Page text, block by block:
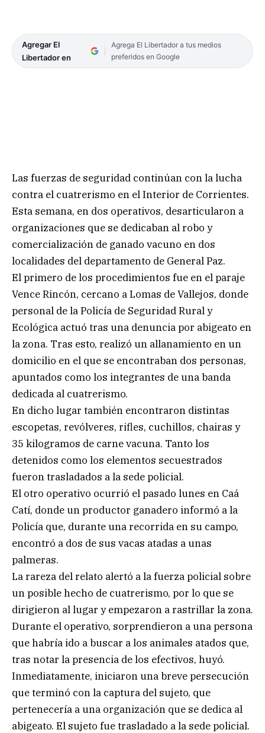
Agregar El
Libertador en
Agrega El Libertador a tus medios
preferidos en Google
Las fuerzas de seguridad continúan con la lucha
contra el cuatrerismo en el Interior de Corrientes.
Esta semana, en dos operativos, desarticularon a
organizaciones que se dedicaban al robo y
comercialización de ganado vacuno en dos
localidades del departamento de General Paz.
El primero de los procedimientos fue en el paraje
Vence Rincón, cercano a Lomas de Vallejos, donde
personal de la Policía de Seguridad Rural y
Ecológica actuó tras una denuncia por abigeato en
la zona. Tras esto, realizó un allanamiento en un
domicilio en el que se encontraban dos personas,
apuntados como los integrantes de una banda
dedicada al cuatrerismo.
En dicho lugar también encontraron distintas
escopetas, revólveres, rifles, cuchillos, chairas y
35 kilogramos de carne vacuna. Tanto los
detenidos como los elementos secuestrados
fueron trasladados a la sede policial.
El otro operativo ocurrió el pasado lunes en Caá
Catí, donde un productor ganadero informó a la
Policía que, durante una recorrida en su campo,
encontró a dos de sus vacas atadas a unas
palmeras.
La rareza del relato alertó a la fuerza policial sobre
un posible hecho de cuatrerismo, por lo que se
dirigieron al lugar y empezaron a rastrillar la zona.
Durante el operativo, sorprendieron a una persona
que habría ido a buscar a los animales atados que,
tras notar la presencia de los efectivos, huyó.
Inmediatamente, iniciaron una breve persecución
que terminó con la captura del sujeto, que
pertenecería a una organización que se dedica al
abigeato. El sujeto fue trasladado a la sede policial.